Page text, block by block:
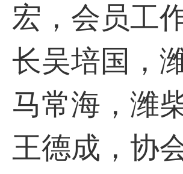
宏，会员工
长吴培国，
马常海，潍
王德成，协